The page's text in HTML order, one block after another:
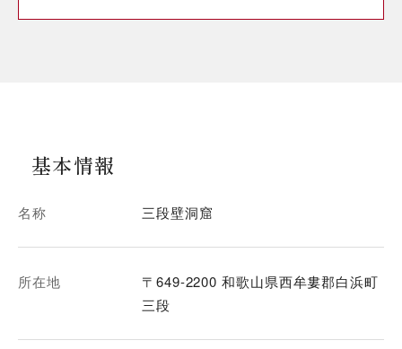
基本情報
名称 三段壁洞窟
所在地
〒649-2200 和歌山県西牟婁郡白浜町
三段